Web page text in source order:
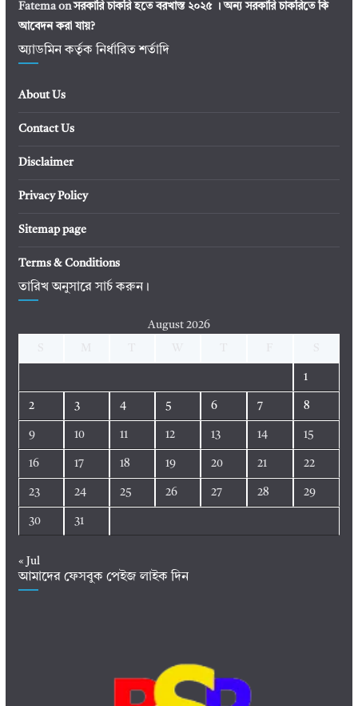
Fatemaonসরকারি চাকরি হতে বরখাস্ত ২০২৫ । অন্য সরকারি চাকরিতে কি
আবেদন করা যায়?
অ্যাডমিন কর্তৃক নির্ধারিত শর্তাদি
About Us
Contact Us
Disclaimer
Privacy Policy
Sitemap page
Terms & Conditions
তারিখ অনুসারে সার্চ করুন।
August 2026
1
2 3 4 5 6 7 8
9 10 11 12 13 14 15
16 17 18 19 20 21 22
23 24 25 26 27 28 29
30 31
« Jul
আমাদের ফেসবুক পেইজ লাইক দিন